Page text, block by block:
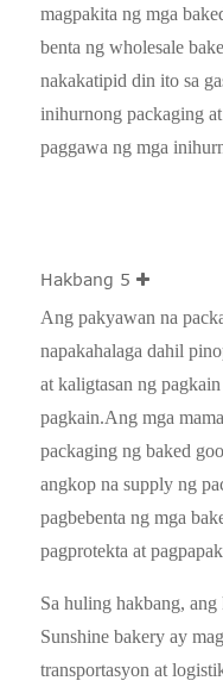
magpakita ng mga
benta ng wholesale
nakakatipid din ito sa
inihurnong packaging
paggawa ng mga
Hakbang 5
Ang pakyawan na
napakahalaga dahil
at kaligtasan ng
pagkain.Ang mga
packaging ng baked
angkop na supply ng
pagbebenta ng mga
pagprotekta at
Sa huling hakbang,
Sunshine bakery ay
transportasyon at